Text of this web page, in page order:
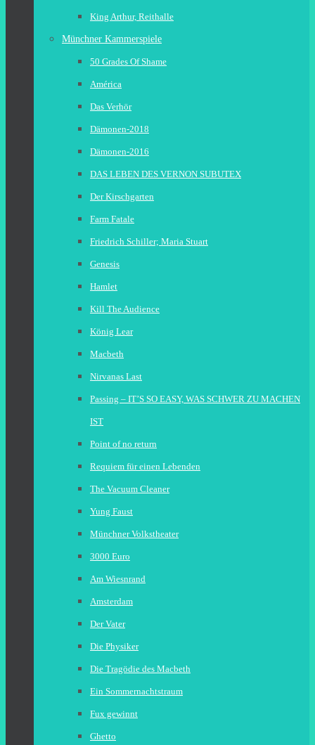
King Arthur, Reithalle
Münchner Kammerspiele
50 Grades Of Shame
América
Das Verhör
Dämonen-2018
Dämonen-2016
DAS LEBEN DES VERNON SUBUTEX
Der Kirschgarten
Farm Fatale
Friedrich Schiller; Maria Stuart
Genesis
Hamlet
Kill The Audience
König Lear
Macbeth
Nirvanas Last
Passing – IT’S SO EASY, WAS SCHWER ZU MACHEN
IST
Point of no return
Requiem für einen Lebenden
The Vacuum Cleaner
Yung Faust
Münchner Volkstheater
3000 Euro
Am Wiesnrand
Amsterdam
Der Vater
Die Physiker
Die Tragödie des Macbeth
Ein Sommernachtstraum
Fux gewinnt
Ghetto